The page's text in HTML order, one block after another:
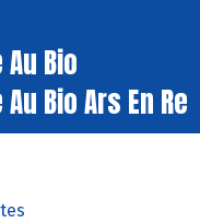
Bio
Bio Ars En Re